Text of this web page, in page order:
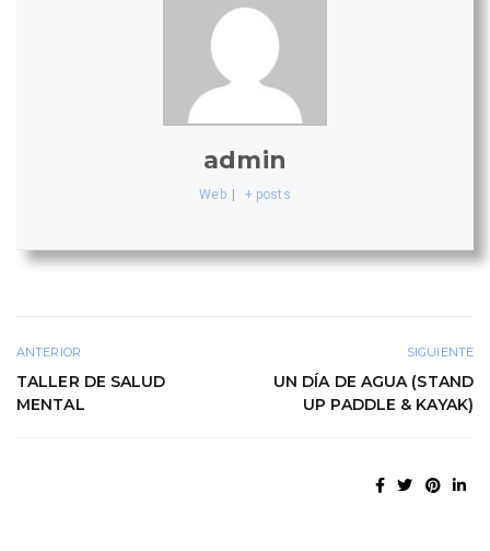
admin
Web + posts
ANTERIOR
TALLER DE SALUD
MENTAL
SIGUIENTE
UN DÍA DE AGUA (STAND
UP PADDLE & KAYAK)